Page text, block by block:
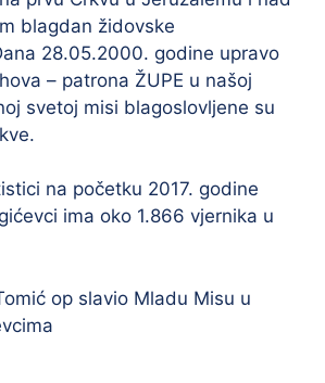
blagdan židovske
28.05.2000. godine upravo
– patrona ŽUPE u našoj
svetoj misi blagoslovljene su
na početku 2017. godine
ima oko 1.866 vjernika u
op slavio Mladu Misu u